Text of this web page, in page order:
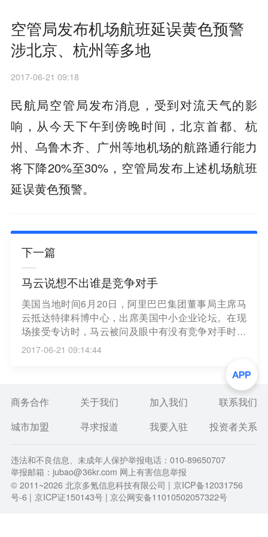
空管局发布机场航班延误黄色预警
涉北京、杭州等多地
2017-06-21 09:18
民航局空管局发布消息，受到对流天气的影
响，从今天下午到傍晚时间，北京首都、杭
州、乌鲁木齐、广州等地机场的航路通行能力
将下降20%至30%，空管局发布上述机场航班
延误黄色预警。
下一篇
马云说想不出谁是竞争对手
美国当地时间6月20日，阿里巴巴集团董事局主席马
云抵达特律科博中心，出席美国中小企业论坛。在现
场接受专访时，马云被问及眼中有没有竞争对手时，
马云“很无奈”的表示：“我想不出，我不知道。”马云表
但我觉得现在说谁是竞争对手太早，阿里目前努力想
做的，是为电子商务做好的基础建设、支付方式、市
场、后勤服务，能够让今天的每个人都有能力，和亚
最好的，一定要多“疑神疑鬼”。
2017-06-21 09:14:44
商务合作 关于我们 加入我们
联系我们
城市加盟
寻求报道 我要入驻 投资者关系
违法和不良信息、未成年人保护举报电话：010-89650707
举报邮箱：jubao@36kr.com 网上有害信息举报
© 2011~2026北京多氪信息科技有限公司 | 京ICP备12031756
号-6 | 京ICP证150143号 | 京公网安备11010502057322号